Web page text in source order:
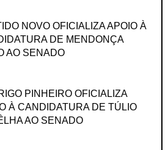
NOVO OFICIALIZA APOIO À
DE MENDONÇA
AO SENADO
PINHEIRO OFICIALIZA
À CANDIDATURA DE TÚLIO
AO SENADO